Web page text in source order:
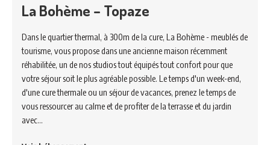
La Bohème – Topaze
Dans le quartier thermal, à 300m de la cure, La Bohème - meublés de
tourisme, vous propose dans une ancienne maison récemment
réhabilitée, un de nos studios tout équipés tout confort pour que
votre séjour soit le plus agréable possible. Le temps d'un week-end,
d'une cure thermale ou un séjour de vacances, prenez le temps de
vous ressourcer au calme et de profiter de la terrasse et du jardin
avec…